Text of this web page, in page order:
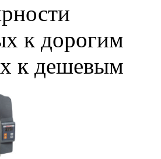
к дорогим
к дешевым